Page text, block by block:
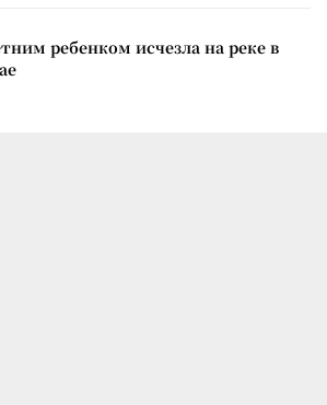
ребенком исчезла на реке в